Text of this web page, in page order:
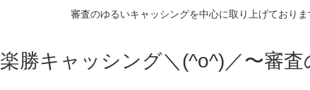
審査のゆるいキャッシングを中心に取り上げており
楽勝キャッシング＼(^o^)／〜審